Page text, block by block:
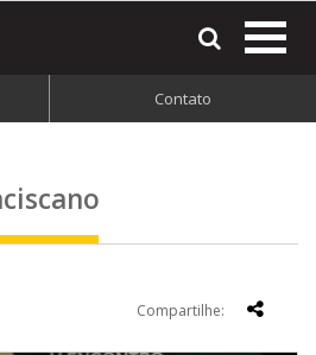
Contato
Compartilhe: